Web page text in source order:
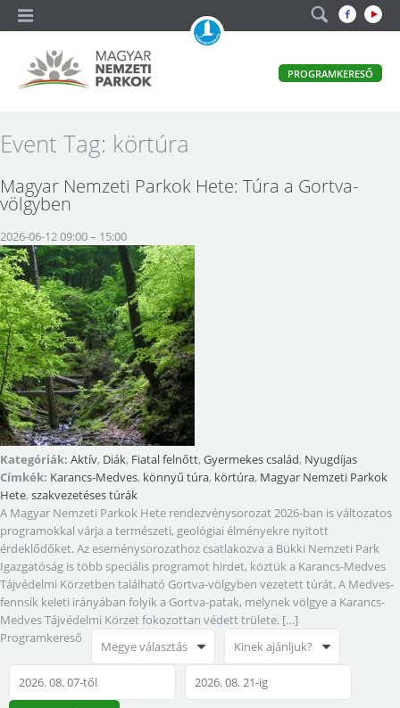
Magyar
Nemzeti
Parkok
PROGRAMKERESŐ
Event Tag: körtúra
Magyar Nemzeti Parkok Hete: Túra a Gortva-
völgyben
2026-06-12 09:00– 15:00
Kategóriák: Aktív, Diák, Fiatal felnőtt, Gyermekes család, Nyugdíjas
Címkék: Karancs-Medves, könnyű túra, körtúra, Magyar Nemzeti Parkok
Hete, szakvezetéses túrák
A Magyar Nemzeti Parkok Hete rendezvénysorozat 2026-ban is változatos
programokkal várja a természeti, geológiai élményekre nyitott
érdeklődőket. Az eseménysorozathoz csatlakozva a Bükki Nemzeti Park
Igazgatóság is több speciális programot hirdet, köztük a Karancs-Medves
Tájvédelmi Körzetben található Gortva-völgyben vezetett túrát. A Medves-
fennsík keleti irányában folyik a Gortva-patak, melynek völgye a Karancs-
Medves Tájvédelmi Körzet fokozottan védett trülete. […]
Programkereső
Megye választás Kinek ajánljuk?